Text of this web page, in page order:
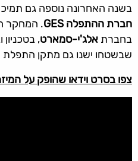
בשנה האחרונה נוספה גם
חברת ההתפלה GES
. המחקר
בחברת אלג'י-סמארט,
שבשטחו ישנו גם מתקן התפלת
צפו בסרט וידאו שהופק על